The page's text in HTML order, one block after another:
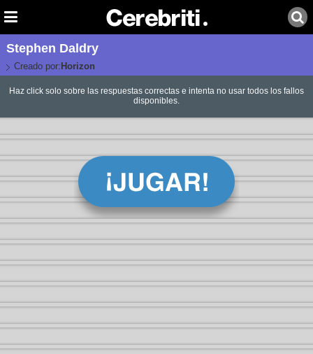
Stephen Daldry
Creado por: Horizon
Haz click solo sobre las respuestas correctas e intenta no usar todos los fallos
disponibles.